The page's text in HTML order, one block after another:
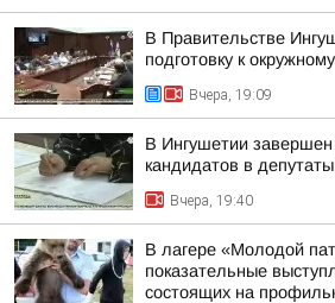
В Правительстве
подготовку к
Вчера, 19:09
В Ингушетии
кандидатов в
Вчера, 19:40
В лагере «Молодой
показательные
состоящих на